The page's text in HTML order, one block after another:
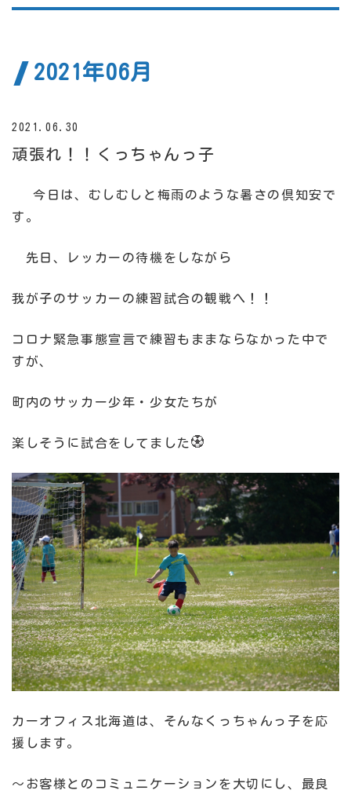
2021年06月
2021.06.30
頑張れ！！くっちゃんっ子
今日は、むしむしと梅雨のような暑さの倶知安で
す。
先日、レッカーの待機をしながら
我が子のサッカーの練習試合の観戦へ！！
コロナ緊急事態宣言で練習もままならなかった中で
すが、
町内のサッカー少年・少女たちが
楽しそうに試合をしてました
カーオフィス北海道は、そんなくっちゃんっ子を応
援します。
～お客様とのコミュニケーションを大切にし、最良